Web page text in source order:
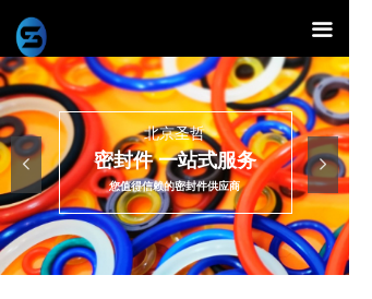
끀
北京圣哲
密封件 一站式服务
您值得信赖的密封件供应商
넳 넲